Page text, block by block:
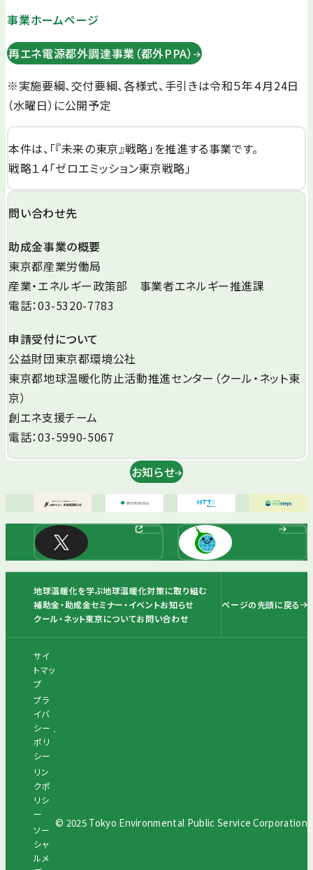
事業ホームページ
再エネ電源都外調達事業（都外PPA）
※実施要綱、交付要綱、各様式、手引きは令和５年４月24日
（水曜日）に公開予定
本件は、「『未来の東京』戦略」を推進する事業です。
戦略１４「ゼロエミッション東京戦略」
問い合わせ先
助成金事業の概要
東京都産業労働局
産業・エネルギー政策部 事業者エネルギー推進課
電話：03-5320-7783
申請受付について
公益財団東京都環境公社
東京都地球温暖化防止活動推進センター（クール・ネット東
京）
創エネ支援チーム
電話：03-5990-5067
お知らせ
地球温暖化を学ぶ地球温暖化対策に取り組む
補助金・助成金セミナー・イベントお知らせ
クール・ネット東京についてお問い合わせ
ページの先頭に戻る
サイ
トマッ
プ
プラ
イバ
シー
ポリ
シー
リン
クポ
リシ
ー
ソー
シャ
ルメ
© 2025 Tokyo Environmental Public Service Corporation